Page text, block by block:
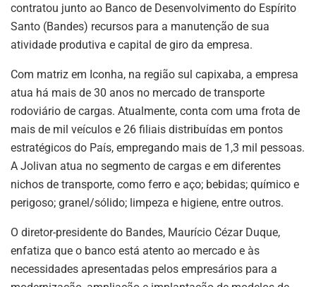
contratou junto ao Banco de Desenvolvimento do Espírito
Santo (Bandes) recursos para a manutenção de sua
atividade produtiva e capital de giro da empresa.
Com matriz em Iconha, na região sul capixaba, a empresa
atua há mais de 30 anos no mercado de transporte
rodoviário de cargas. Atualmente, conta com uma frota de
mais de mil veículos e 26 filiais distribuídas em pontos
estratégicos do País, empregando mais de 1,3 mil pessoas.
A Jolivan atua no segmento de cargas e em diferentes
nichos de transporte, como ferro e aço; bebidas; químico e
perigoso; granel/sólido; limpeza e higiene, entre outros.
O diretor-presidente do Bandes, Maurício Cézar Duque,
enfatiza que o banco está atento ao mercado e às
necessidades apresentadas pelos empresários para a